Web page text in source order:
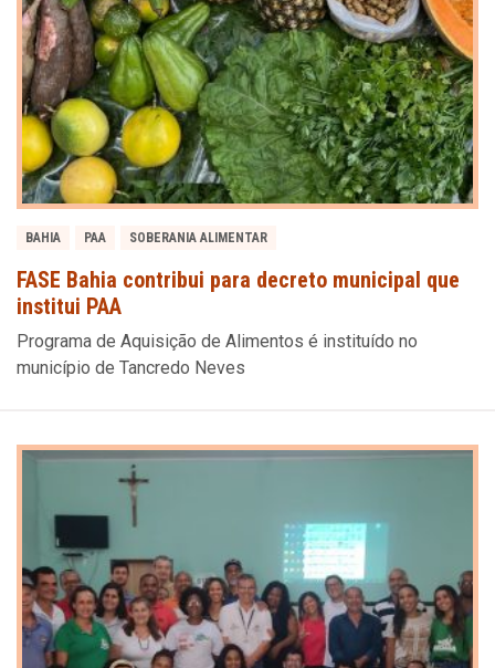
BAHIA PAA SOBERANIA ALIMENTAR
FASE Bahia contribui para decreto municipal que
institui PAA
Programa de Aquisição de Alimentos é instituído no
município de Tancredo Neves